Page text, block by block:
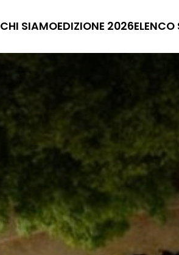
CHI SIAMOEDIZIONE 2026ELENCO